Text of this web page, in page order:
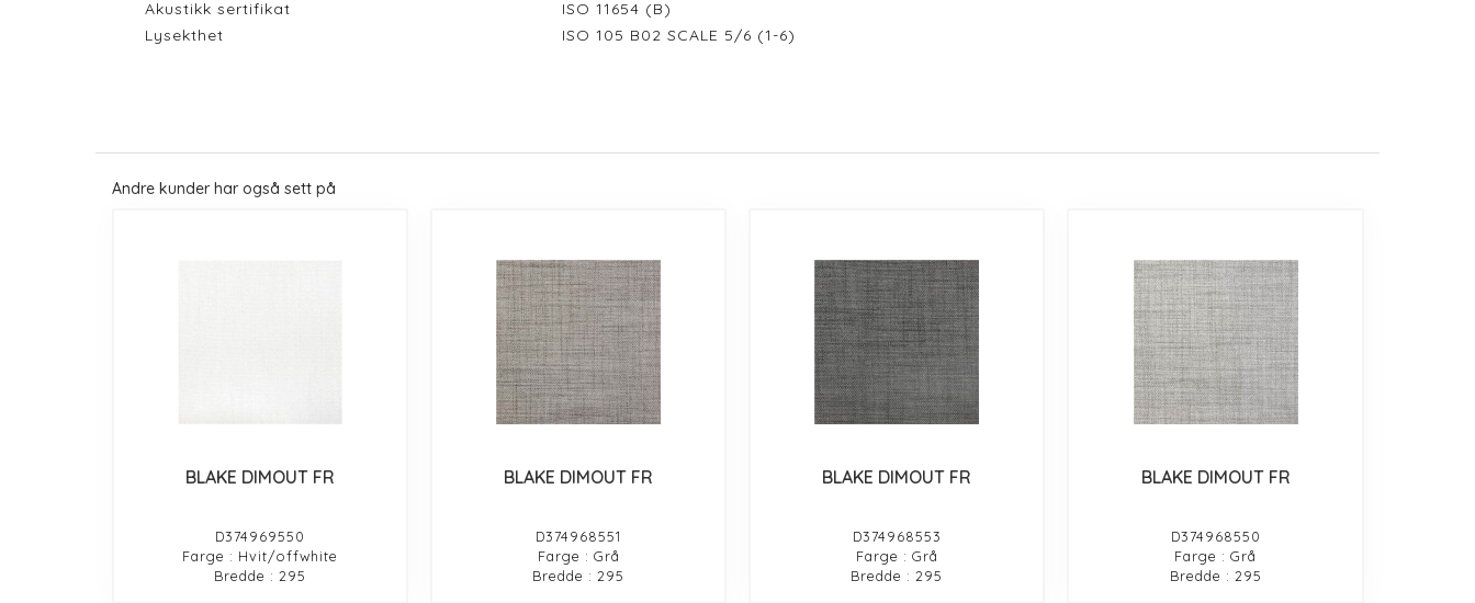
Akustikk sertifikat
ISO 11654 (B)
Lysekthet
ISO 105 B02 SCALE 5/6 (1-6)
Andre kunder har også sett på
BLAKE DIMOUT FR
D374969550
Farge : Hvit/offwhite
Bredde : 295
BLAKE DIMOUT FR
D374968551
Farge : Grå
Bredde : 295
BLAKE DIMOUT FR
D374968553
Farge : Grå
Bredde : 295
BLAKE DIMOUT FR
D374968550
Farge : Grå
Bredde : 295